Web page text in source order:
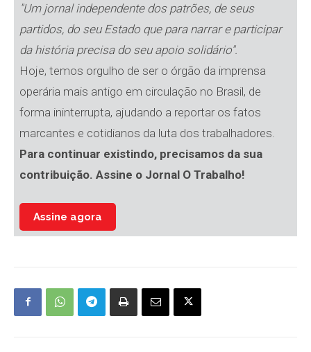
"Um jornal independente dos patrões, de seus
partidos, do seu Estado que para narrar e participar
da história precisa do seu apoio solidário".
Hoje, temos orgulho de ser o órgão da imprensa
operária mais antigo em circulação no Brasil, de
forma ininterrupta, ajudando a reportar os fatos
marcantes e cotidianos da luta dos trabalhadores.
Para continuar existindo, precisamos da sua
contribuição. Assine o Jornal O Trabalho!
Assine agora